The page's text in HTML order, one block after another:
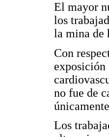
El mayor
los
la mina de
Con
exposición
no fue de
Los